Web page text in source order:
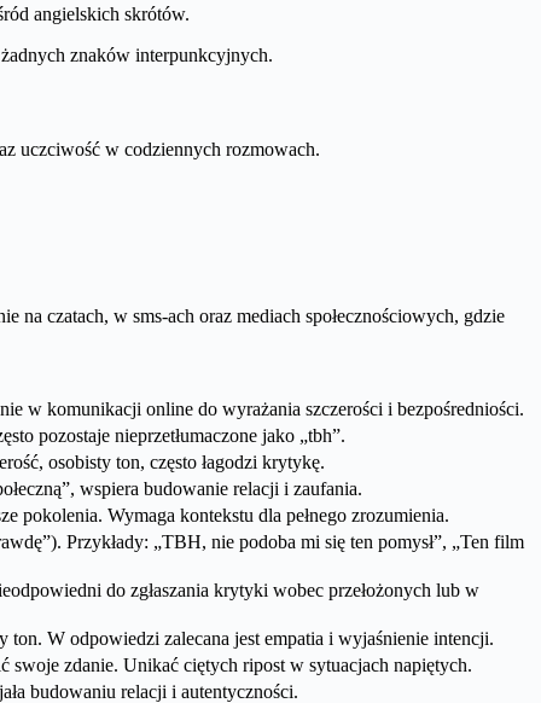
angielskich skrótów.
znaków interpunkcyjnych.
uczciwość w codziennych rozmowach.
na czatach, w sms-ach oraz mediach społecznościowych, gdzie
w komunikacji online do wyrażania szczerości i bezpośredniości.
pozostaje nieprzetłumaczone jako „tbh”.
osobisty ton, często łagodzi krytykę.
wspiera budowanie relacji i zaufania.
pokolenia. Wymaga kontekstu dla pełnego zrozumienia.
Przykłady: „TBH, nie podoba mi się ten pomysł”, „Ten film
do zgłaszania krytyki wobec przełożonych lub w
W odpowiedzi zalecana jest empatia i wyjaśnienie intencji.
swoje zdanie. Unikać ciętych ripost w sytuacjach napiętych.
budowaniu relacji i autentyczności.